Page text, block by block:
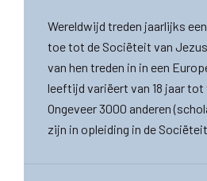
Wereldwijd treden jaarlijks
toe tot de Sociëteit van
van hen treden in in een
leeftijd variëert van 18 jaar tot
Ongeveer 3000 anderen
zijn in opleiding in de